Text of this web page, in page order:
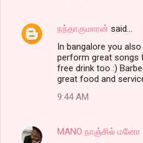
நந்தாகுமாரன் said…
In bangalore you
perform great songs
free drink too :)
great food and service
9:44 AM
MANO நாஞ்சில் மனோ